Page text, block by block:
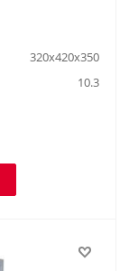
320х420х350
10.3